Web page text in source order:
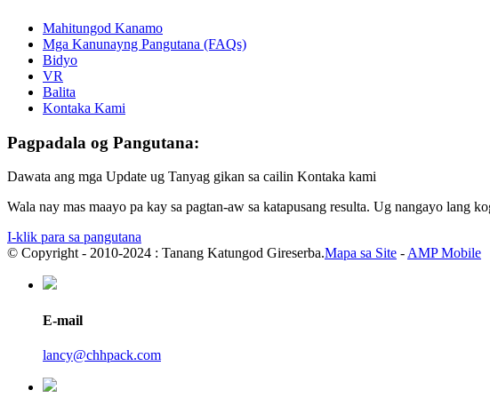
Mahitungod Kanamo
Mga Kanunayng Pangutana (FAQs)
Bidyo
VR
Balita
Kontaka Kami
Pagpadala og Pangutana:
Dawata ang mga Update ug Tanyag gikan sa cailin Kontaka kami
Wala nay mas maayo pa kay sa pagtan-aw sa katapusang resulta. Ug nangayo lang
I-klik para sa pangutana
© Copyright - 2010-2024 : Tanang Katungod Gireserba.Mapa sa Site - AMP Mobile
E-mail
lancy@chhpack.com